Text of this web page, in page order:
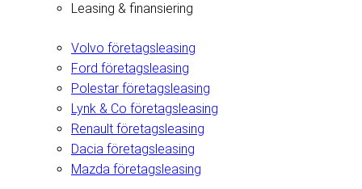
Leasing & finansiering
Volvo företagsleasing
Ford företagsleasing
Polestar företagsleasing
Lynk & Co företagsleasing
Renault företagsleasing
Dacia företagsleasing
Mazda företagsleasing